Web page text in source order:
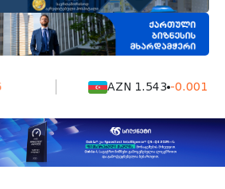
AZN 1.543 -0.001